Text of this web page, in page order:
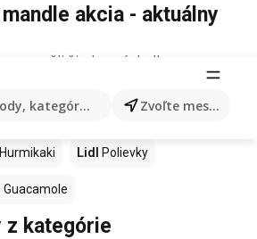
kategórie, produkty... Zvoľte mesto
akcia - aktuálny
nenašli žiadne výsledky.
v obchodoch Lidl
Ashwagandha Nintendo Switch
Hurmikaki Lidl Polievky
Guacamole
z kategórie